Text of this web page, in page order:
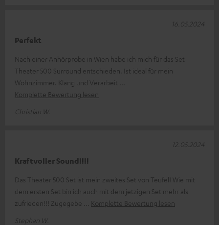
Perfekt
Nach einer Anhörprobe in Wien habe ich mich für das Set
Theater 500 Surround entschieden. Ist ideal für mein
Wohnzimmer. Klang und Verarbeit
Komplette Bewertung lesen
Christian W.
16.05.2024
Kraftvoller Sound!!!!
Das Theater 500 Set ist mein zweites Set von Teufel! Wie mit
dem ersten Set bin ich auch mit dem jetzigen Set mehr als
zufrieden!!! Zugegebe
Komplette Bewertung lesen
Stephan W.
12.05.2024